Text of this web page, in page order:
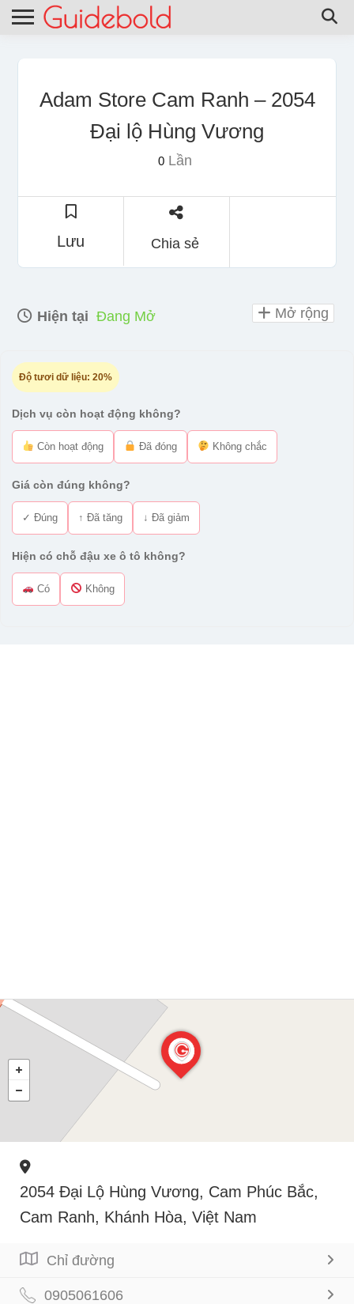
Adam Store Cam Ranh – 2054
Đại lộ Hùng Vương
0Lần
Lưu Chia sẻ
Hiện tại Đang Mở
Độ tươi dữ liệu: 20%
Dịch vụ còn hoạt động không?
Còn hoạt động Đã đóng Không chắc
Giá còn đúng không?
✓ Đúng ↑ Đã tăng ↓ Đã giảm
Hiện có chỗ đậu xe ô tô không?
Có Không
Mở rộng
2054 Đại Lộ Hùng Vương, Cam Phúc Bắc,
Cam Ranh, Khánh Hòa, Việt Nam
Chỉ đường
0905061606